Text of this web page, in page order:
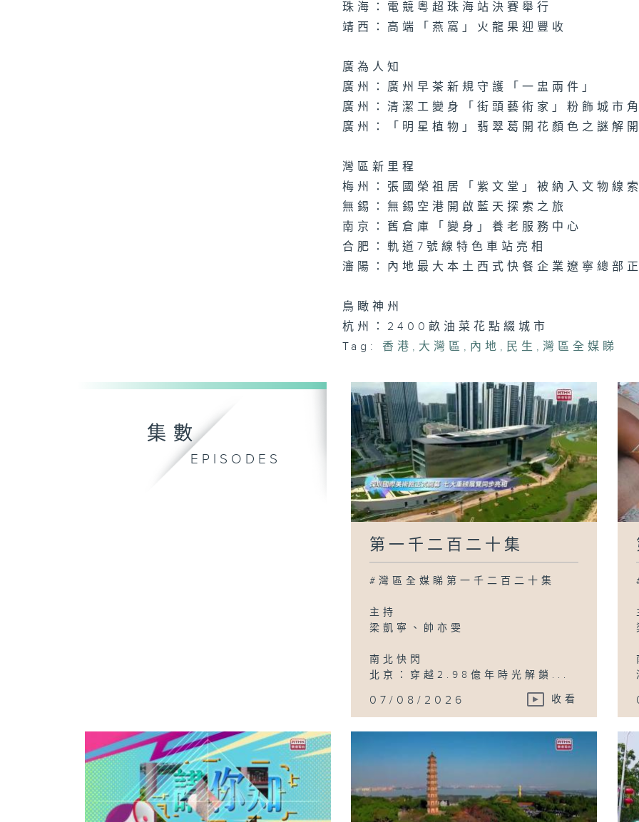
珠海：電競粵超珠海站決賽舉行
靖西：高端「燕窩」火龍果迎豐收
廣為人知
廣州：廣州早茶新規守護「一盅兩件」
廣州：清潔工變身「街頭藝術家」粉飾城市
廣州：「明星植物」翡翠葛開花顏色之謎解開
灣區新里程
梅州：張國榮祖居「紫文堂」被納入文物線索
無錫：無錫空港開啟藍天探索之旅
南京：舊倉庫「變身」養老服務中心
合肥：軌道7號線特色車站亮相
瀋陽：內地最大本土西式快餐企業遼寧總部
鳥瞰神州
杭州：2400畝油菜花點綴城市
Tag:
香港 , 大灣區 , 內地 , 民生 , 灣區全媒睇
集數
EPISODES
第一千二百二十集
#灣區全媒睇第一千二百二十集
主持
梁凱寧、帥亦雯
南北快閃
北京：穿越2.98億年時光解鎖...
07/08/2026 收看